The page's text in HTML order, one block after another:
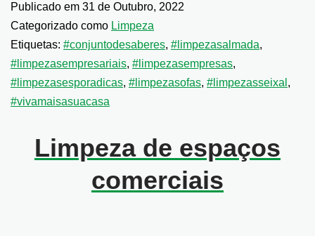
Publicado em 31 de Outubro, 2022
Categorizado como Limpeza
Etiquetas: #conjuntodesaberes, #limpezasalmada,
#limpezasempresariais, #limpezasempresas,
#limpezasesporadicas, #limpezasofas, #limpezasseixal ,
#vivamaisasuacasa
Limpeza de espaços
comerciais